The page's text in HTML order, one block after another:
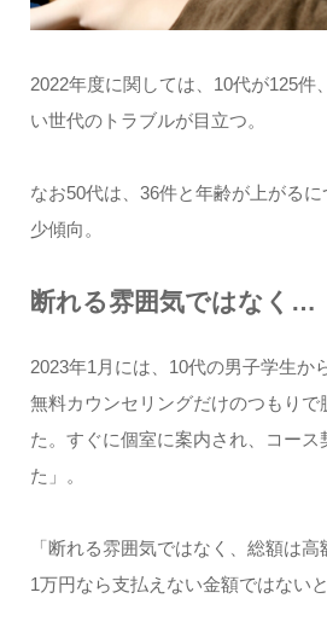
2022年度に関しては、10代が125件
い世代のトラブルが目立つ。
なお50代は、36件と年齢が上がる
少傾向。
断れる雰囲気ではなく…
2023年1月には、10代の男子学生か
無料カウンセリングだけのつもりで
た。すぐに個室に案内され、コース
た」。
「断れる雰囲気ではなく、総額は
1万円なら支払えない金額ではないと